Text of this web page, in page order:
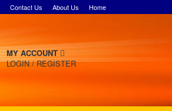
Contact Us About Us Home
MY ACCOUNT
LOGIN/REGISTER